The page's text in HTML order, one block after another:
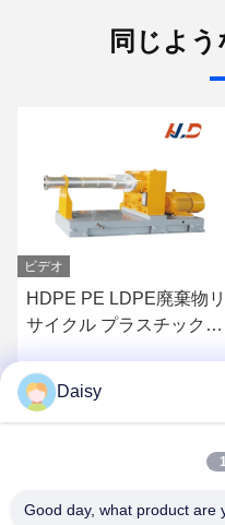
同じよ
ビデオ
HDPE PE LDPE廃棄物リ
サイクル プラスチックペ
粒化器 シングルスクリュ
ー
お問い合わせ
Daisy
Good day, what product are